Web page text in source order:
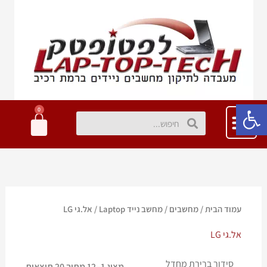
פתח סרגל נגישות חיפושחיפוש
0
עגלת
קניות
עמוד הבית/ מחשבים / מחשב נייד Laptop / אל.גי LG
אל.גי LG